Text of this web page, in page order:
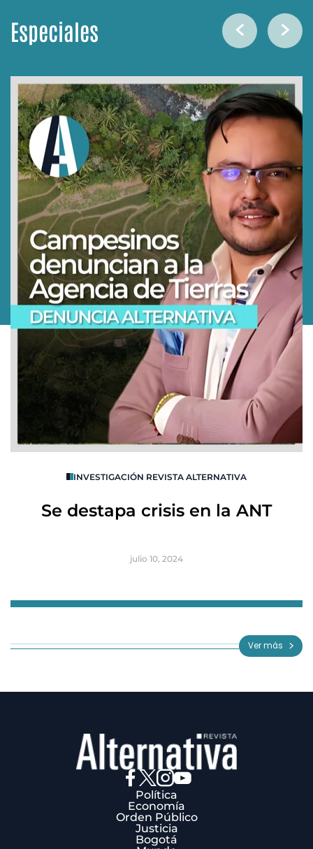
Especiales
INVESTIGACIÓN REVISTA ALTERNATIVA
Se destapa crisis en la ANT
julio 10, 2024
3
Ver más
Política
Economía
Orden Público
Justicia
Bogotá